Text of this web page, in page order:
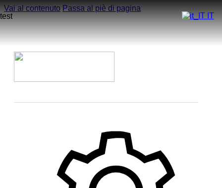
Vai al contenuto Passa al piè di pagina
Home
Azienda
test IT